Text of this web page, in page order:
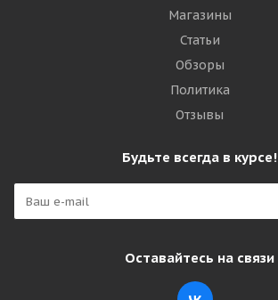
Магазины
Статьи
Обзоры
Политика
Отзывы
Будьте всегда в курсе!
Оставайтесь на связи